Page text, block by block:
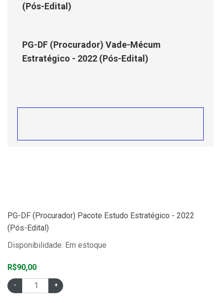
(Pós-Edital)
PG-DF (Procurador) Vade-Mécum
Estratégico - 2022 (Pós-Edital)
PG-DF (Procurador) Pacote Estudo Estratégico - 2022
(Pós-Edital)
Disponibilidade: Em estoque
R$90,00